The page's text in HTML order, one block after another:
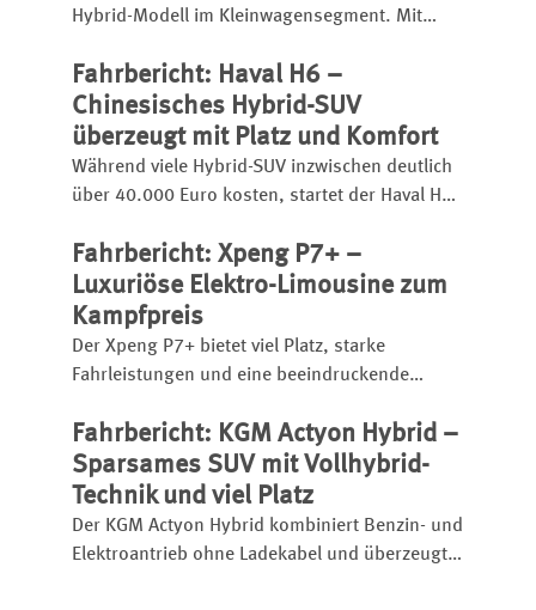
Hybrid-Modell im Kleinwagensegment. Mit
bis zu 105 Kilometer, insgesamt kann er bis zu
1.040 Kilometer weit kommen.
Fahrbericht: Haval H6 –
Chinesisches Hybrid-SUV
überzeugt mit Platz und Komfort
Während viele Hybrid-SUV inzwischen deutlich
über 40.000 Euro kosten, startet der Haval H6
Fahrbericht: Xpeng P7+ –
Luxuriöse Elektro-Limousine zum
Kampfpreis
Der Xpeng P7+ bietet viel Platz, starke
Fahrleistungen und eine beeindruckende
Limousine startet bereits ab 46.600 Euro und
setzt etablierte Rivalen unter Druck.
Fahrbericht: KGM Actyon Hybrid –
Sparsames SUV mit Vollhybrid-
Technik und viel Platz
Der KGM Actyon Hybrid kombiniert Benzin- und
Elektroantrieb ohne Ladekabel und überzeugt